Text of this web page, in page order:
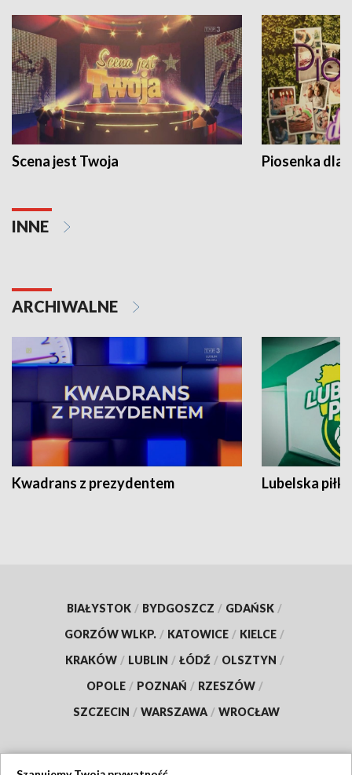
Scena jest Twoja Piosenka dla
INNE
ARCHIWALNE
Kwadrans z prezydentem Lubelska piłka
BIAŁYSTOK / BYDGOSZCZ / GDAŃSK /
GORZÓW WLKP. / KATOWICE / KIELCE /
KRAKÓW / LUBLIN / ŁÓDŹ / OLSZTYN /
OPOLE / POZNAŃ / RZESZÓW /
SZCZECIN / WARSZAWA / WROCŁAW